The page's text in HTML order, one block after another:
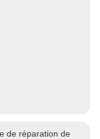
de réparation de